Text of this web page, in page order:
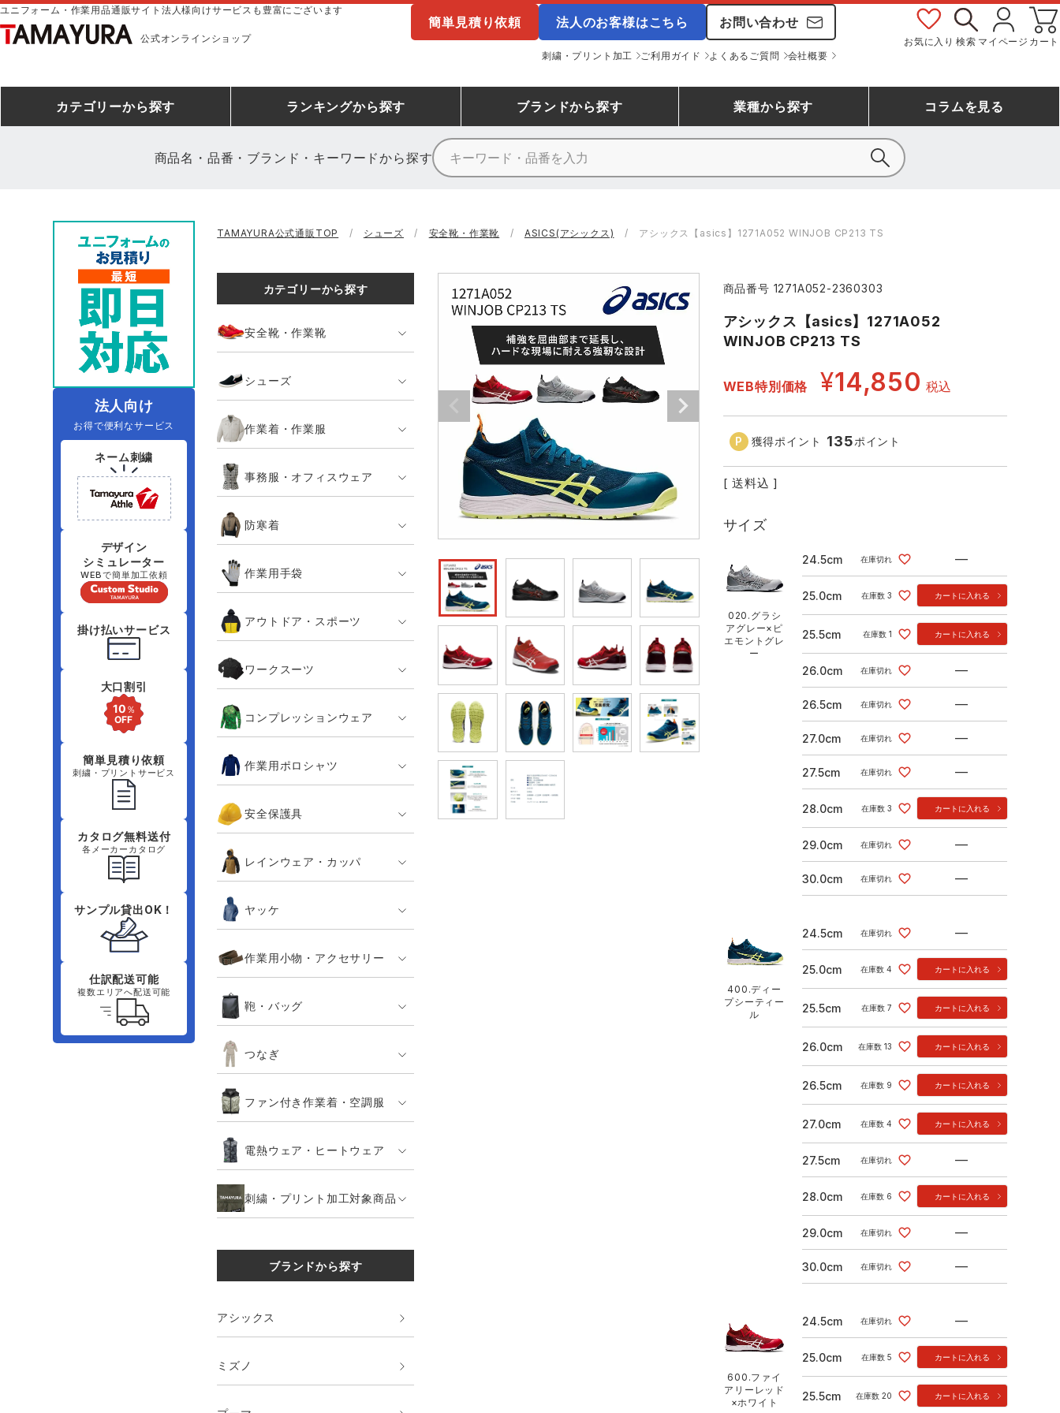
ユニフォーム・作業用品通販サイト法人様向けサービスも豊富にございます
公式オンラインショップ
簡単見積り依頼 法人のお客様はこちら お問い合わせ
刺繍・プリント加工 ご利用ガイド よくあるご質問 会社概要
お気に入り 検索 マイページ カート
カテゴリーから探す
防寒着
コンプレッションウェア 作業用ポロシャツ 安全保護具 レインウェア・カッパ
ヤッケ 作業用小物・アクセサリー類 鞄・バッグ類 つなぎ
ファン付きウェア（空調服シリー
ズ）
電熱ウェア・ヒートウェア 刺繍・プリント加工対象商品
ランキングから探す
ミズノ安全靴ランキング
空調服ランキング コンプレッションウェアランキング 作業用ポロシャツランキング 作業用手袋ランキング
レインウェアランキング アイズフロンティア ランキング TSDESIGN ランキング コーコス ランキング
アイトス ランキング ジーベック ランキング
作業着
ニット
ファン付きウェア
防寒
カジュアル
ブランドから探す
アイズフロンティア
クロダルマ 桑和 山田辰 クレヒフク
住商モンブラン ボンマックス GUSH FORCE CUP
シンメン 日進ゴム ハイパーV 丸五
タカヤ商事 エアークラフト 自重堂 サーヴォ セロリー 大阪支店
アタックベース サンエス 中塚被服 イーブンリバー
藤井電工 福山ゴム工業
ビッグボーン商事株式会
社
業種から探す
農作業服
DIY・日曜大工作業服 飲食店ユニフォーム 運送・倉庫作業服 清掃・ビルメンテ作業服
夜間・高視認性安全服 医療白衣・介護服
コラムを見る
商品名・品番・ブランド・キーワードから探す
法人向け
お得で便利なサービス
ネーム刺繍
デザイン
シミュレーター
WEBで簡単加工依頼
掛け払いサービス
大口割引
簡単見積り依頼
刺繍・プリントサービス
カタログ無料送付
各メーカーカタログ
サンプル貸出OK！
仕訳配送可能
複数エリアへ配送可能
TAMAYURA公式通販TOP シューズ 安全靴・作業靴 ASICS(アシックス) アシックス【asics】1271A052 WINJOB CP213 TS
カテゴリーから探す
安全靴・作業靴
シューズ
作業着・作業服
事務服・オフィスウェア
防寒着
作業用手袋
アウトドア・スポーツ
ワークスーツ
コンプレッションウェア
作業用ポロシャツ
安全保護具
レインウェア・カッパ
ヤッケ
作業用小物・アクセサリー
鞄・バッグ
つなぎ
ファン付き作業着・空調服
電熱ウェア・ヒートウェア
刺繍・プリント加工対象商品
ブランドから探す
アシックス
ミズノ
001.ブラック×ブラック
商品番号 1271A052-2360303
アシックス【asics】1271A052
WINJOB CP213 TS
WEB特別価格 ¥14,850 税込
獲得ポイント 135ポイント
送料込
サイズ
020.グラシ
アグレー×ピ
エモントグレ
ー
24.5cm 在庫切れ —
25.0cm 在庫数 3 カートに入れる
25.5cm 在庫数 1 カートに入れる
26.0cm 在庫切れ —
26.5cm 在庫切れ —
27.0cm 在庫切れ —
27.5cm 在庫切れ —
28.0cm 在庫数 3 カートに入れる
29.0cm 在庫切れ —
30.0cm 在庫切れ —
400.ディー
プシーティー
ル
24.5cm 在庫切れ —
25.0cm 在庫数 4 カートに入れる
25.5cm 在庫数 7 カートに入れる
26.0cm 在庫数 13 カートに入れる
26.5cm 在庫数 9 カートに入れる
27.0cm 在庫数 4 カートに入れる
27.5cm 在庫切れ —
28.0cm 在庫数 6 カートに入れる
29.0cm 在庫切れ —
30.0cm 在庫切れ —
600.ファイ
アリーレッド
×ホワイト
24.5cm 在庫切れ —
25.0cm 在庫数 5 カートに入れる
25.5cm 在庫数 20 カートに入れる